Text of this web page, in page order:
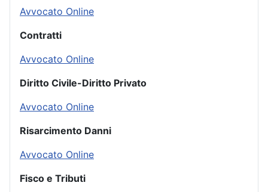
Avvocato Online
Contratti
Avvocato Online
Diritto Civile-Diritto Privato
Avvocato Online
Risarcimento Danni
Avvocato Online
Fisco e Tributi